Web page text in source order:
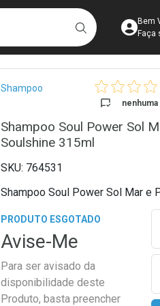
BUSCAR
Bem
Faça
Breadcrumb
Shampoo
nenhuma
Shampoo Soul Power Sol
Soulshine 315ml
764531
Shampoo Soul Power Sol Mar e
PRODUTO ESGOTADO
Avise-Me
Para ser avisado da
disponibilidade deste
Produto, basta preencher